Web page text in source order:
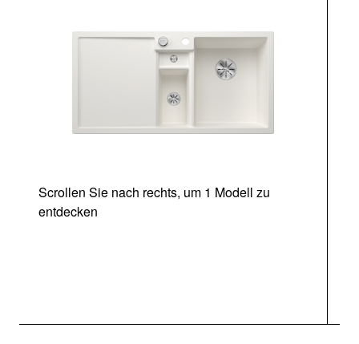
Scrollen Sie nach rechts, um 1 Modell zu
entdecken